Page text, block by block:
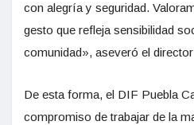
con alegría y seguridad.
gesto que refleja sensibilidad
comunidad», aseveró el
De esta forma, el DIF Puebla
compromiso de trabajar de la